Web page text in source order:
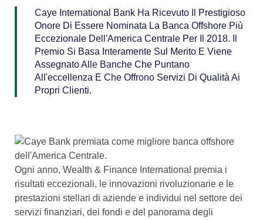
Caye International Bank Ha Ricevuto Il Prestigioso
Onore Di Essere Nominata La Banca Offshore Più
Eccezionale Dell'America Centrale Per Il 2018. Il
Premio Si Basa Interamente Sul Merito E Viene
Assegnato Alle Banche Che Puntano
All'eccellenza E Che Offrono Servizi Di Qualità Ai
Propri Clienti.
Ogni anno, Wealth & Finance International premia i
risultati eccezionali, le innovazioni rivoluzionarie e le
prestazioni stellari di aziende e individui nel settore dei
servizi finanziari, dei fondi e del panorama degli